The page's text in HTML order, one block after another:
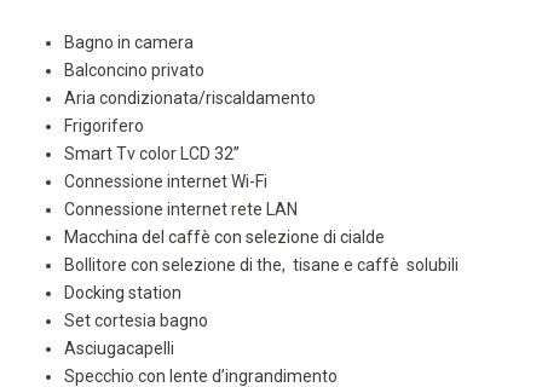
Bagno in camera
Balconcino privato
Aria condizionata/riscaldamento
Frigorifero
Smart Tv color LCD 32”
Connessione internet Wi-Fi
Connessione internet rete LAN
Macchina del caffè con selezione di cialde
Bollitore con selezione di the, tisane e caffè solubili
Docking station
Set cortesia bagno
Asciugacapelli
Specchio con lente d’ingrandimento